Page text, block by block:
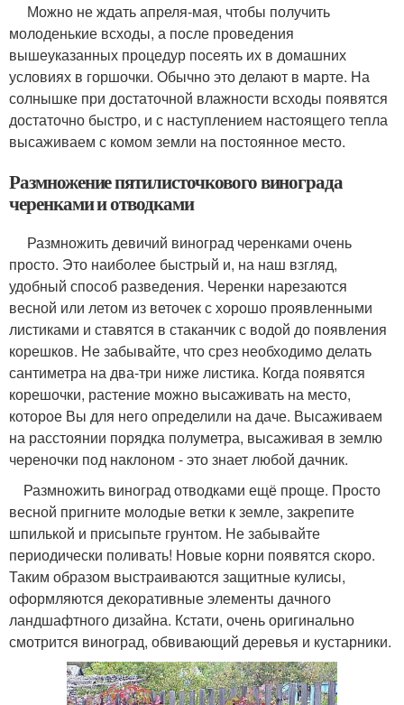
Можно не ждать апреля-мая, чтобы получить
молоденькие всходы, а после проведения
вышеуказанных процедур посеять их в домашних
условиях в горшочки. Обычно это делают в марте. На
солнышке при достаточной влажности всходы появятся
достаточно быстро, и с наступлением настоящего тепла
высаживаем с комом земли на постоянное место.
Размножение пятилисточкового винограда
черенками и отводками
Размножить девичий виноград черенками очень
просто. Это наиболее быстрый и, на наш взгляд,
удобный способ разведения. Черенки нарезаются
весной или летом из веточек с хорошо проявленными
листиками и ставятся в стаканчик с водой до появления
корешков. Не забывайте, что срез необходимо делать
сантиметра на два-три ниже листика. Когда появятся
корешочки, растение можно высаживать на место,
которое Вы для него определили на даче. Высаживаем
на расстоянии порядка полуметра, высаживая в землю
череночки под наклоном - это знает любой дачник.
Размножить виноград отводками ещё проще. Просто
весной пригните молодые ветки к земле, закрепите
шпилькой и присыпьте грунтом. Не забывайте
периодически поливать! Новые корни появятся скоро.
Таким образом выстраиваются защитные кулисы,
оформляются декоративные элементы дачного
ландшафтного дизайна. Кстати, очень оригинально
смотрится виноград, обвивающий деревья и кустарники.